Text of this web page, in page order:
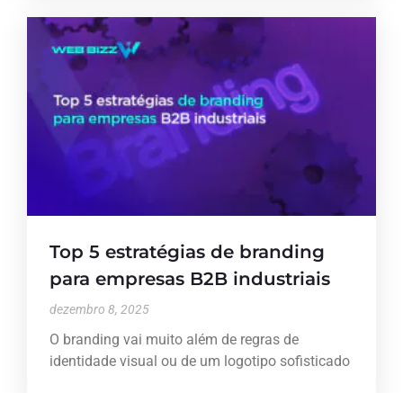
Top 5 estratégias de branding
para empresas B2B industriais
dezembro 8, 2025
O branding vai muito além de regras de
identidade visual ou de um logotipo sofisticado